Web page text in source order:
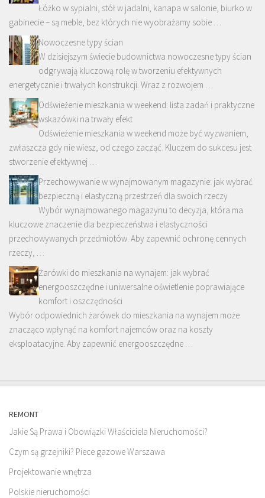
Łóżko w sypialni, stół w jadalni, kanapa w salonie, biurko w
gabinecie – są meble, bez których nie wyobrażamy sobie …
Nowoczesne typy ścian
W dzisiejszym świecie budownictwa nowoczesne typy ścian
odgrywają kluczową rolę w tworzeniu efektywnych
energetycznie i trwałych konstrukcji. Wraz z rozwojem …
Odświeżenie mieszkania w weekend: lista zadań i praktyczne
wskazówki na trwały efekt
Odświeżenie mieszkania w weekend może być wyzwaniem,
zwłaszcza gdy nie wiesz, od czego zacząć. Kluczem do sukcesu jest
stworzenie efektywnej …
Przechowywanie w wynajmowanym magazynie: jak wybrać
bezpieczną i elastyczną przestrzeń dla swoich rzeczy
Wybór wynajmowanego magazynu to decyzja, która ma
kluczowe znaczenie dla bezpieczeństwa i elastyczności
przechowywanych przedmiotów. Aby zapewnić ochronę cennych
rzeczy, …
Żarówki do mieszkania na wynajem: jak wybrać
energooszczędne i uniwersalne oświetlenie poprawiające
komfort i oszczędności
Wybór odpowiednich żarówek do mieszkania na wynajem może
znacząco wpłynąć na komfort najemców oraz na koszty
eksploatacyjne. Aby zapewnić energooszczędne …
REMONT
Jakie Są Prawa i Obowiązki Właściciela Nieruchomości?
Czym są grzejniki? Piece gazowe Warszawa
Projektowanie wnętrza
Polskie nieruchomości